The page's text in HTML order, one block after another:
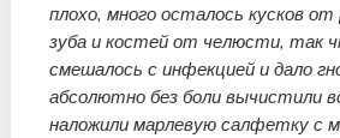
плохо, много осталось кусков от
зуба и костей от челюсти, так
смешалось с инфекцией и дало
абсолютно без боли вычистили
наложили марлевую салфетку с